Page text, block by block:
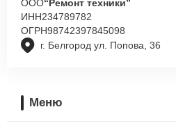
г. Белгород ул. Попова, 36
ООО“Ремонт техники”
ИНН234789782
ОГРН98742397845098
Меню